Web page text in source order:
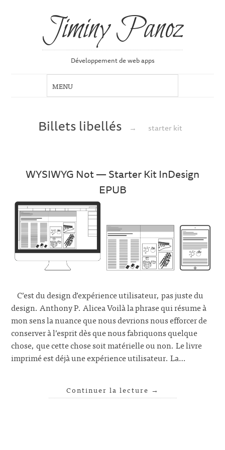
Jiminy Panoz
Développement de web apps
Billets libellés → starter kit
WYSIWYG Not — Starter Kit InDesign
EPUB
C’est du design d’expérience utilisateur, pas juste du
design. Anthony P. Alicea Voilà la phrase qui résume à
mon sens la nuance que nous devrions nous efforcer de
conserver à l’esprit dès que nous fabriquons quelque
chose, que cette chose soit matérielle ou non. Le livre
imprimé est déjà une expérience utilisateur. La…
Continuer la lecture →